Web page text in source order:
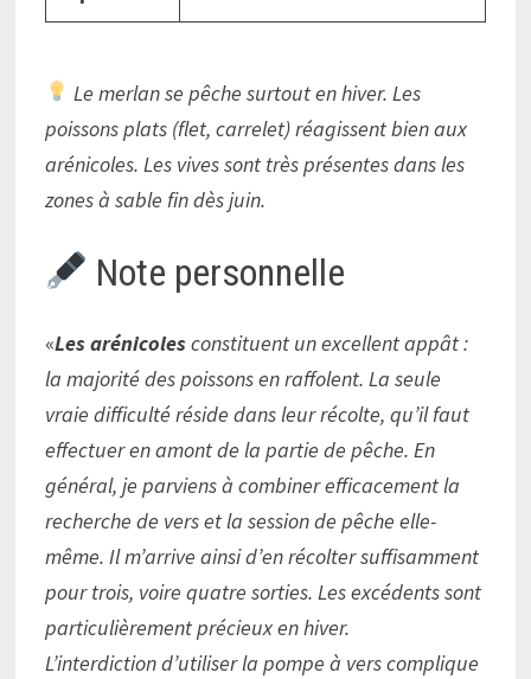
Le merlan se pêche surtout en hiver. Les
poissons plats (flet, carrelet) réagissent bien aux
arénicoles. Les vives sont très présentes dans les
zones à sable fin dès juin.
Note personnelle
«Les arénicolesconstituent un excellent appât :
la majorité des poissons en raffolent. La seule
vraie difficulté réside dans leur récolte, qu’il faut
effectuer en amont de la partie de pêche. En
général, je parviens à combiner efficacement la
recherche de vers et la session de pêche elle-
même. Il m’arrive ainsi d’en récolter suffisamment
pour trois, voire quatre sorties. Les excédents sont
particulièrement précieux en hiver.
L’interdiction d’utiliser la pompe à vers complique